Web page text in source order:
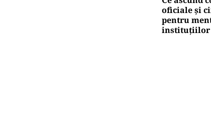
oficiale și
pentru
instituțiilor